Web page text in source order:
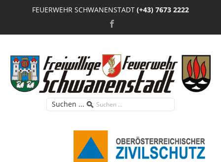
FEUERWEHR SCHWANENSTADT (+43) 7673 2222
Suchen ...